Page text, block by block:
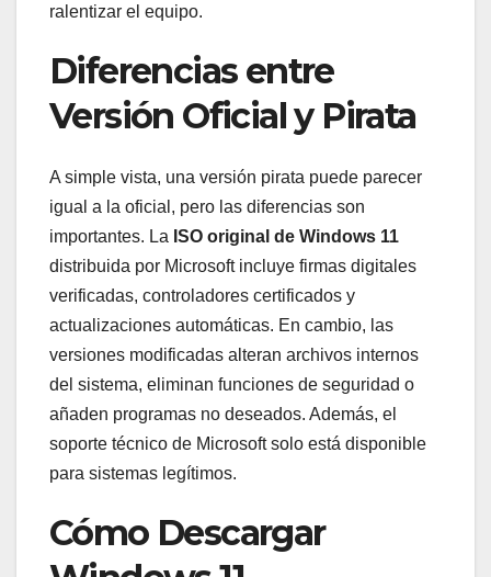
ralentizar el equipo.
Diferencias entre
Versión Oficial y Pirata
A simple vista, una versión pirata puede parecer
igual a la oficial, pero las diferencias son
importantes. La ISO original de Windows 11
distribuida por Microsoft incluye firmas digitales
verificadas, controladores certificados y
actualizaciones automáticas. En cambio, las
versiones modificadas alteran archivos internos
del sistema, eliminan funciones de seguridad o
añaden programas no deseados. Además, el
soporte técnico de Microsoft solo está disponible
para sistemas legítimos.
Cómo Descargar